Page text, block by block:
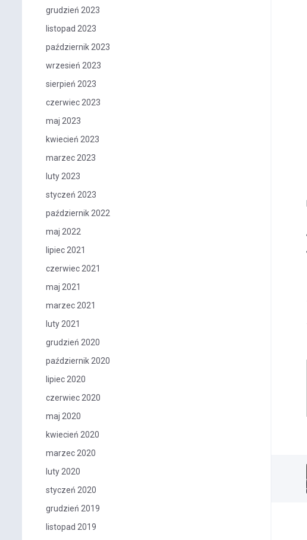
grudzień 2023
listopad 2023
październik 2023
wrzesień 2023
sierpień 2023
czerwiec 2023
maj 2023
kwiecień 2023
marzec 2023
luty 2023
styczeń 2023
październik 2022
maj 2022
lipiec 2021
czerwiec 2021
maj 2021
marzec 2021
luty 2021
grudzień 2020
październik 2020
lipiec 2020
czerwiec 2020
maj 2020
kwiecień 2020
marzec 2020
luty 2020
styczeń 2020
grudzień 2019
listopad 2019